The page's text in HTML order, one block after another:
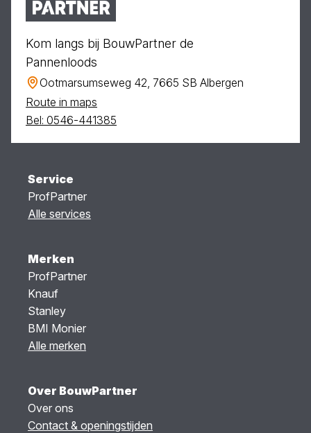
Kom langs bij BouwPartner de
Pannenloods
Ootmarsumseweg 42, 7665 SB Albergen
Route in maps
Bel: 0546-441385
Service
ProfPartner
Alle services
Merken
ProfPartner
Knauf
Stanley
BMI Monier
Alle merken
Over BouwPartner
Over ons
Contact & openingstijden